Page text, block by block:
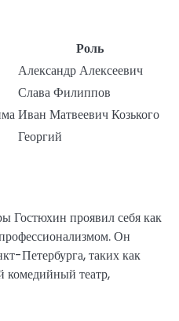
Роль
Александр Алексеевич
Слава Филиппов
Иван Матвеевич Козького
Георгий
Гостюхин проявил себя как
Он
Петербурга, таких как
комедийный театр,